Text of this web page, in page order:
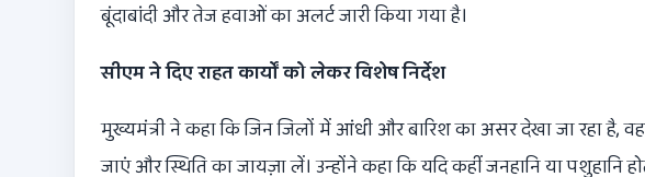
बूंदाबांदी और तेज हवाओं का अलर्ट जारी किया गया है।
सीएम ने दिए राहत कार्यों को लेकर विशेष निर्देश
मुख्यमंत्री ने कहा कि जिन जिलों में आंधी और बारिश का असर देखा जा रहा है,
जाएं और स्थिति का जायज़ा लें। उन्होंने कहा कि यदि कहीं जनहानि या पशुहानि